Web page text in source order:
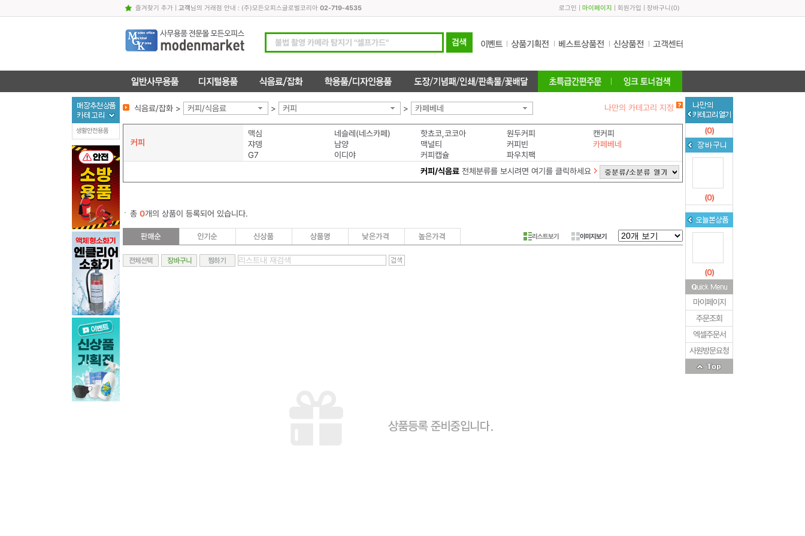
즐겨찾기 추가| 고객님의 거래점 안내 : (주)모든오피스글로벌코리아 02-719-4535 로그인 마이페이지 회원가입 장바구니 (0)
식음료/잡화 > 커피/식음료 > 커피 > 카페베네 나만의 카테고리 지정
커피
맥심 네슬레(네스카페) 핫쵸코,코코아 원두커피
캔커피
쟈뎅
남양 맥널티 커피빈
카페베네
G7
이디야 커피캡슐
파우치팩
커피/식음료전체분류를 보시려면 여기를 클릭하세요
총 0개의 상품이 등록되어 있습니다.
리스트보기 이미지보기
생활안전용품 (0)
(0)
(0)
마이페이지
주문조회
엑셀주문서
사원방문요청